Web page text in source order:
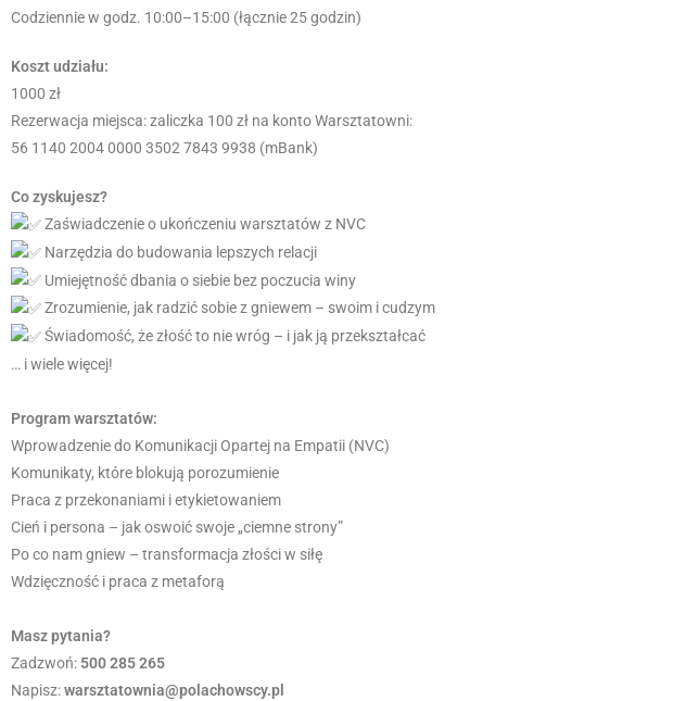
Codziennie w godz. 10:00–15:00 (łącznie 25 godzin)
Koszt udziału:
1000 zł
Rezerwacja miejsca: zaliczka 100 zł na konto Warsztatowni:
56 1140 2004 0000 3502 7843 9938 (mBank)
Co zyskujesz?
Zaświadczenie o ukończeniu warsztatów z NVC
Narzędzia do budowania lepszych relacji
Umiejętność dbania o siebie bez poczucia winy
Zrozumienie, jak radzić sobie z gniewem – swoim i cudzym
Świadomość, że złość to nie wróg – i jak ją przekształcać
… i wiele więcej!
Program warsztatów:
Wprowadzenie do Komunikacji Opartej na Empatii (NVC)
Komunikaty, które blokują porozumienie
Praca z przekonaniami i etykietowaniem
Cień i persona – jak oswoić swoje „ciemne strony”
Po co nam gniew – transformacja złości w siłę
Wdzięczność i praca z metaforą
Masz pytania?
Zadzwoń: 500 285 265
Napisz:warsztatownia@polachowscy.pl